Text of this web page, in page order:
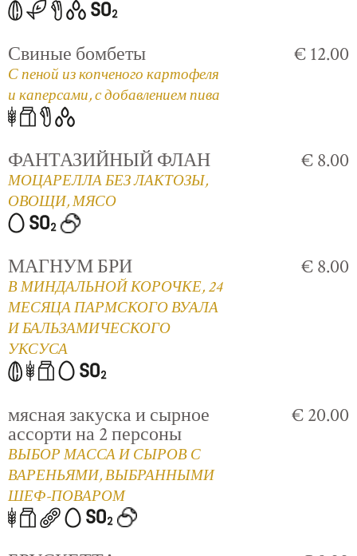
Свиные бомбеты
С пеной из копченого картофеля
и каперсами, с добавлением пива
€ 12.00
ФАНТАЗИЙНЫЙ ФЛАН
МОЦАРЕЛЛА БЕЗ ЛАКТОЗЫ,
ОВОЩИ, МЯСО
€ 8.00
МАГНУМ БРИ
В МИНДАЛЬНОЙ КОРОЧКЕ, 24
МЕСЯЦА ПАРМСКОГО ВУАЛА
И БАЛЬЗАМИЧЕСКОГО
УКСУСА
€ 8.00
мясная закуска и сырное
ассорти на 2 персоны
ВЫБОР МАССА И СЫРОВ С
ВАРЕНЬЯМИ, ВЫБРАННЫМИ
ШЕФ-ПОВАРОМ
€ 20.00